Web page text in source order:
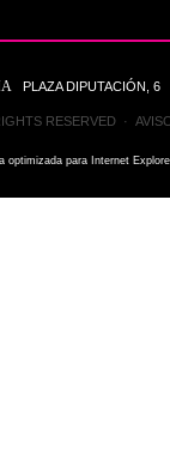
PLAZA DIPUTACIÓN, 6
RESERVED ·
optimizada para Internet